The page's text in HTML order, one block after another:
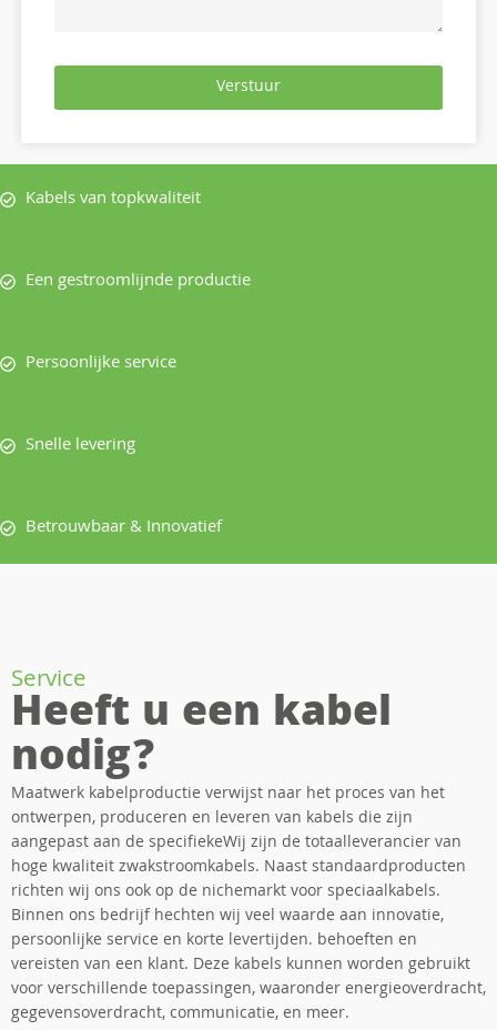
Verstuur
Kabels van topkwaliteit
Een gestroomlijnde productie
Persoonlijke service
Snelle levering
Betrouwbaar & Innovatief
Service
Heeft u een kabel
nodig?
Maatwerk kabelproductie verwijst naar het proces van het
ontwerpen, produceren en leveren van kabels die zijn
aangepast aan de specifiekeWij zijn de totaalleverancier van
hoge kwaliteit zwakstroomkabels. Naast standaardproducten
richten wij ons ook op de nichemarkt voor speciaalkabels.
Binnen ons bedrijf hechten wij veel waarde aan innovatie,
persoonlijke service en korte levertijden. behoeften en
vereisten van een klant. Deze kabels kunnen worden gebruikt
voor verschillende toepassingen, waaronder energieoverdracht,
gegevensoverdracht, communicatie, en meer.